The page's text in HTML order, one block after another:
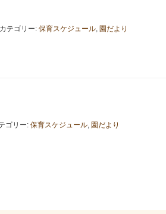
カテゴリー: 保育スケジュール, 園だより
ゴリー: 保育スケジュール, 園だより